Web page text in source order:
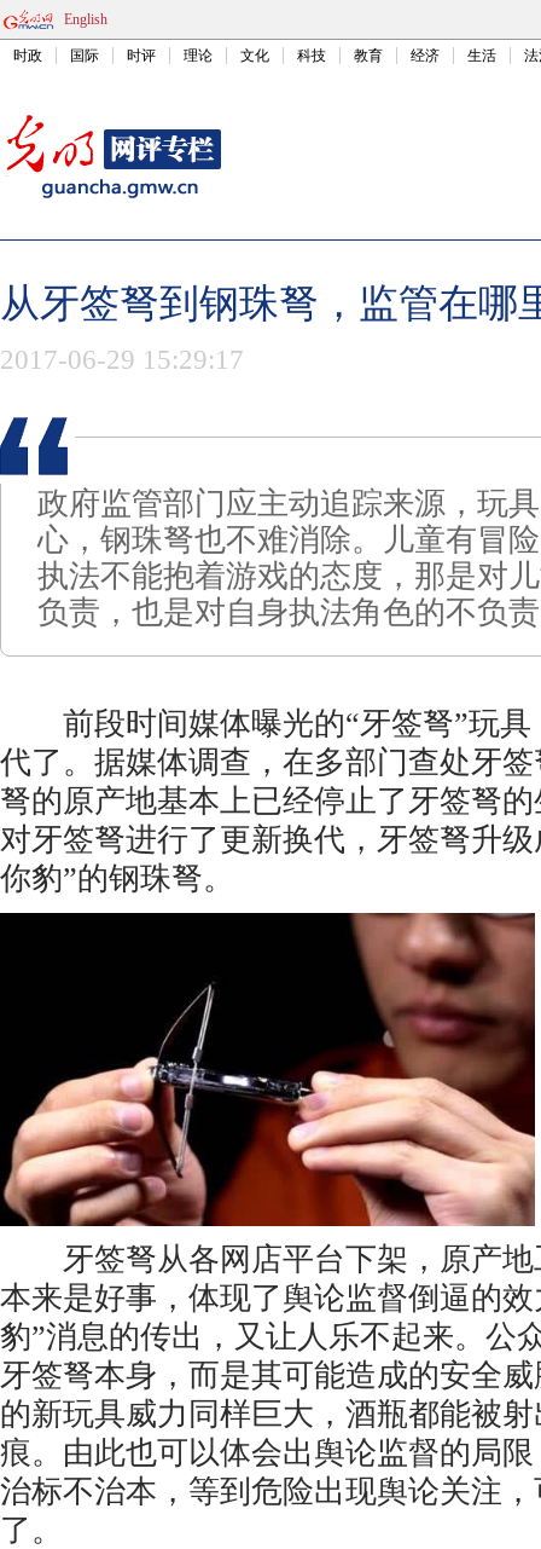
English
时政 国际 时评 理论 文化 科技 教育 经济 生活
从牙签弩到钢珠弩，监管在哪
2017-06-29 15:29:17
政府监管部门应主动追踪来源，玩
心，钢珠弩也不难消除。儿童有冒
执法不能抱着游戏的态度，那是对
负责，也是对自身执法角色的不负
前段时间媒体曝光的“牙签弩”玩具
代了。据媒体调查，在多部门查处牙
弩的原产地基本上已经停止了牙签弩
对牙签弩进行了更新换代，牙签弩升
你豹”的钢珠弩。
牙签弩从各网店平台下架，原产地
本来是好事，体现了舆论监督倒逼的
豹”消息的传出，又让人乐不起来。公
牙签弩本身，而是其可能造成的安全
的新玩具威力同样巨大，酒瓶都能被
痕。由此也可以体会出舆论监督的局
治标不治本，等到危险出现舆论关注
了。